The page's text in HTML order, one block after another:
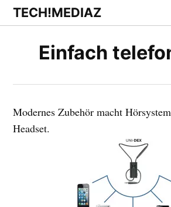
Zum
Inhalt
TECH!MEDIAZ
Einfach
Modernes Zubehör macht
Headset.